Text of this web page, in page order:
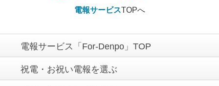
電報サービスTOPへ
電報サービス「For-Denpo」TOP
祝電・お祝い電報を選ぶ